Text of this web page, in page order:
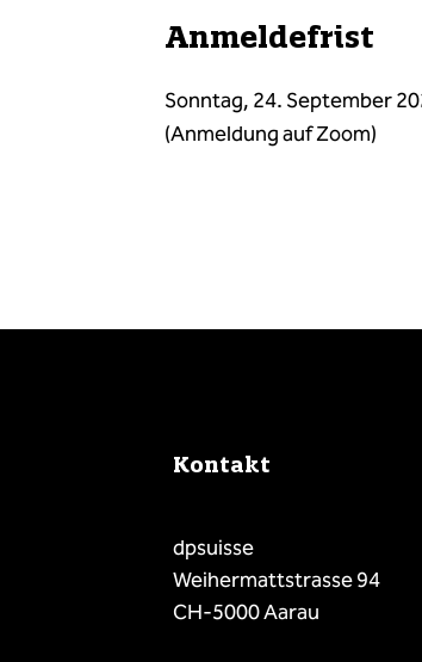
Anmeldefrist
Sonntag, 24. September
(Anmeldung auf Zoom)
Kontakt
dpsuisse
Weihermattstrasse 94
CH-5000 Aarau